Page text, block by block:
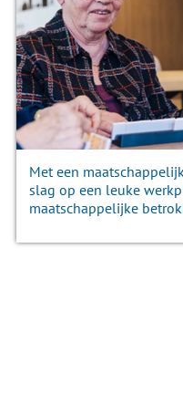
Met een
slag op een leuke
maatschappelijke